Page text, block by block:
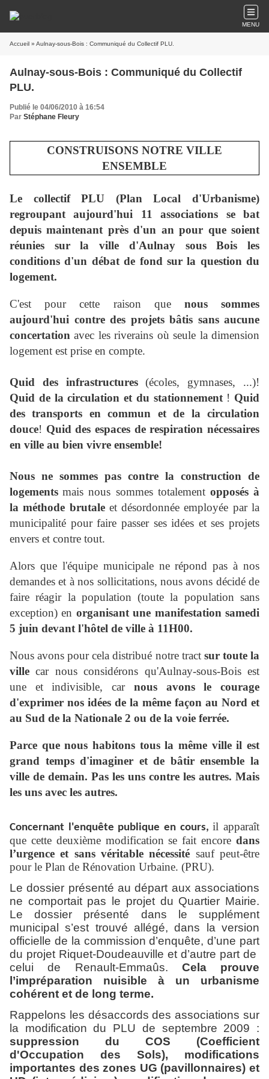
MENU
Accueil » Aulnay-sous-Bois : Communiqué du Collectif PLU.
Aulnay-sous-Bois : Communiqué du Collectif
PLU.
Publié le 04/06/2010 à 16:54
Par Stéphane Fleury
CONSTRUISONS NOTRE VILLE
ENSEMBLE
Le collectif PLU (Plan Local d'Urbanisme)
regroupant aujourd'hui 11 associations se bat
depuis maintenant près d'un an pour que soient
réunies sur la ville d'Aulnay sous Bois les
conditions d'un débat de fond sur la question du
logement.
C'est pour cette raison que nous sommes
aujourd'hui contre des projets bâtis sans aucune
concertation avec les riverains où seule la dimension
logement est prise en compte.
Quid des infrastructures (écoles, gymnases, ...)!
Quid de la circulation et du stationnement! Quid
des transports en commun et de la circulation
douce! Quid des espaces de respiration nécessaires
en ville au bien vivre ensemble!
Nous ne sommes pas contre la construction de
logements mais nous sommes totalement opposés à
la méthode brutaleet désordonnée employée par la
municipalité pour faire passer ses idées et ses projets
envers et contre tout.
Alors que l'équipe municipale ne répond pas à nos
demandes et à nos sollicitations, nous avons décidé de
faire réagir la population (toute la population sans
exception) en organisant une manifestation samedi
5 juin devant l'hôtel de ville à 11H00.
Nous avons pour cela distribué notre tract sur toute la
ville car nous considérons qu'Aulnay-sous-Bois est
une et indivisible, car nous avons le courage
d'exprimer nos idées de la même façon au Nord et
au Sud de la Nationale 2 ou de la voie ferrée.
Parce que nous habitons tous la même ville il est
grand temps d'imaginer et de bâtir ensemble la
ville de demain. Pas les uns contre les autres. Mais
les uns avec les autres.
Concernant l'enquête publique en cours, il apparaît
que cette deuxième modification se fait encore dans
l’urgence et sans véritable nécessité sauf peut-être
pour le Plan de Rénovation Urbaine. (PRU).
Le dossier présenté au départ aux associations
ne comportait pas le projet du Quartier Mairie.
Le dossier présenté dans le supplément
municipal s’est trouvé allégé, dans la version
officielle de la commission d’enquête, d’une part
du projet Riquet-Doudeauville et d’autre part de
celui de Renault-Emmaûs. Cela prouve
l’impréparation nuisible à un urbanisme
cohérent et de long terme.
Rappelons les désaccords des associations sur
la modification du PLU de septembre 2009 :
suppression du COS (Coefficient
d'Occupation des Sols),
modifications
importantes des zones UG (pavillonnaires) et